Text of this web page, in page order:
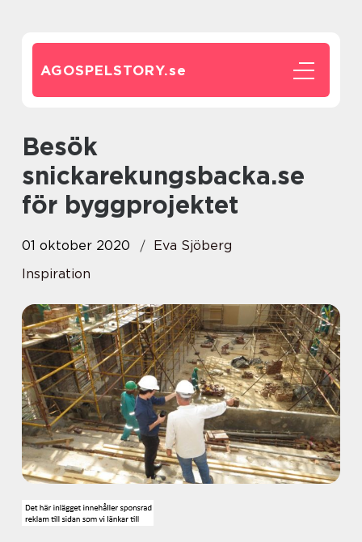
AGOSPELSTORY.se
Besök
snickarekungsbacka.se
för byggprojektet
01 oktober 2020
Eva Sjöberg
Inspiration